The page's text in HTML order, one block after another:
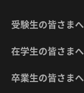
受験生の皆さまへ
在学生の皆さまへ
卒業生の皆さまへ